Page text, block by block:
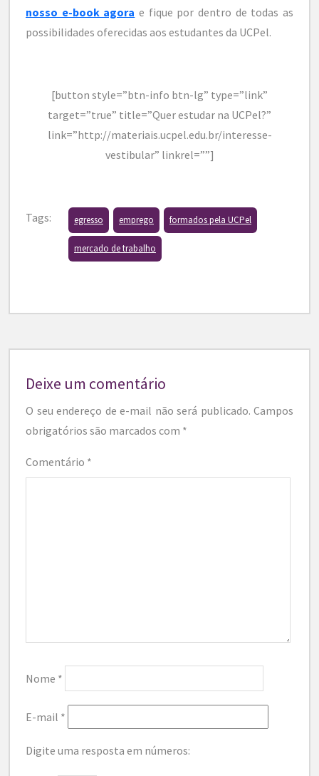
nosso e-book agora e fique por dentro de todas as
possibilidades oferecidas aos estudantes da UCPel.
[button style=”btn-info btn-lg” type=”link”
target=”true” title=”Quer estudar na UCPel?”
link=”http://materiais.ucpel.edu.br/interesse-
vestibular” linkrel=””]
Tags: egresso emprego formados pela UCPel
mercado de trabalho
Deixe um comentário
O seu endereço de e-mail não será publicado. Campos
obrigatórios são marcados com *
Comentário *
Nome *
E-mail *
Digite uma resposta em números: